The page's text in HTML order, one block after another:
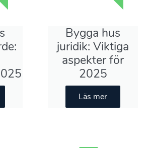
Bygga hus
juridik: Viktiga
aspekter för
2025
Läs mer